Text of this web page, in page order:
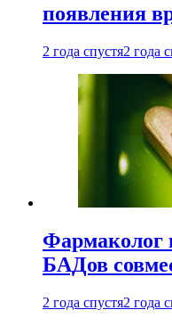
появления
2 года спустя2 года
Фармаколог
БАДов
2 года спустя2 года